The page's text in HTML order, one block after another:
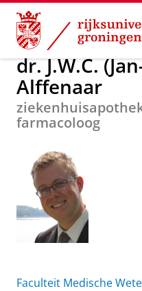
Skip
Content
Skip
Navigation
Over ons dr.
dr. J.W.C.
Alffenaar
farmacoloog
Faculteit Medische